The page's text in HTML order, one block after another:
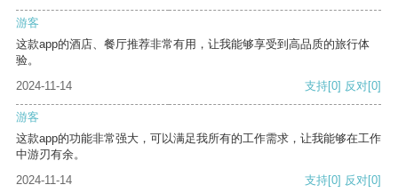
游客
这款app的酒店、餐厅推荐非常有用，让我能够享受到高品质的旅行体
验。
2024-11-14
支持[0] 反对[0]
游客
这款app的功能非常强大，可以满足我所有的工作需求，让我能够在工作
中游刃有余。
2024-11-14
支持[0] 反对[0]